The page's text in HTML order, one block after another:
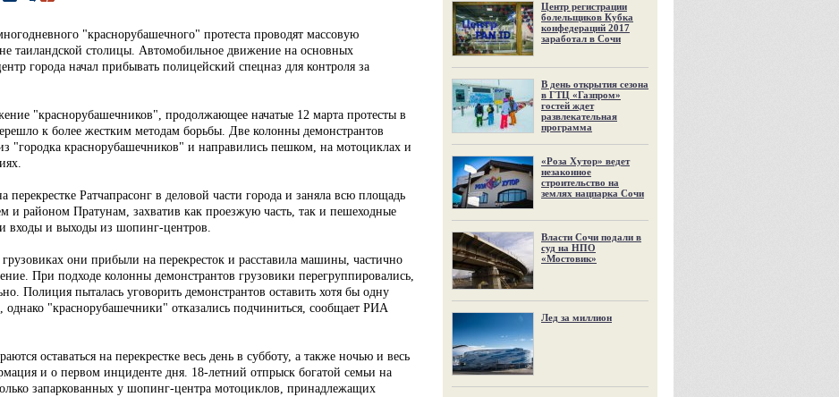
"краснорубашечного" протеста проводят массовую
таиландской столицы. Автомобильное движение на основных
города начал прибывать полицейский спецназ для контроля за
"краснорубашечников", продолжающее начатые 12 марта протесты в
к более жестким методам борьбы. Две колонны демонстрантов
"городка краснорубашечников" и направились пешком, на мотоциклах и
перекрестке Ратчапрасонг в деловой части города и заняла всю площадь
и районом Пратунам, захватив как проезжую часть, так и пешеходные
входы и выходы из шопинг-центров.
грузовиках они прибыли на перекресток и расставила машины, частично
При подходе колонны демонстрантов грузовики перегруппировались,
Полиция пыталась уговорить демонстрантов оставить хотя бы одну
однако "краснорубашечники" отказались подчиниться, сообщает РИА
оставаться на перекрестке весь день в субботу, а также ночью и весь
и о первом инциденте дня. 18-летний отпрыск богатой семьи на
запаркованных у шопинг-центра мотоциклов, принадлежащих
Центр регистрации
болельщиков Кубка
конфедераций 2017
заработал в Сочи
В день открытия сезона
в ГТЦ «Газпром»
гостей ждет
развлекательная
программа
«Роза Хутор» ведет
незаконное
строительство на
землях нацпарка Сочи
Власти Сочи подали в
суд на НПО
«Мостовик»
Лед за миллион